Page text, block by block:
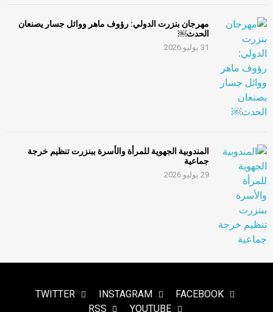
مهرجان بنزرت الدولي: رؤوف ماهر ووائل جسار يصنعان
الحدث￼
31 يوليو 2026
المندوبية الجهوية للمرأة والأسرة ببنزرت تنظيم خرجة
جماعية
29 يوليو 2026
FACEBOOK
INSTAGRAM
TWITTER
YOUTUBE
RSS